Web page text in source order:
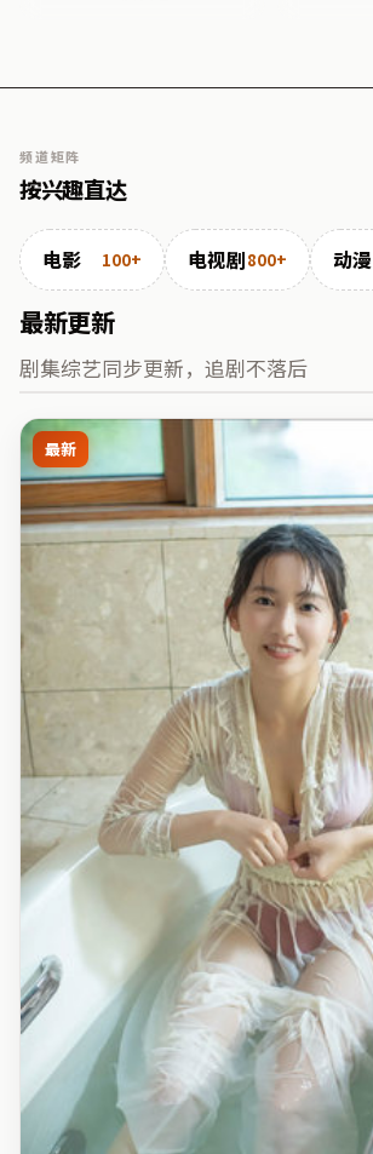
频道矩阵
按兴趣直达
电影 100+ 电视剧800+ 动漫
最新更新
剧集综艺同步更新，追剧不落后
最新